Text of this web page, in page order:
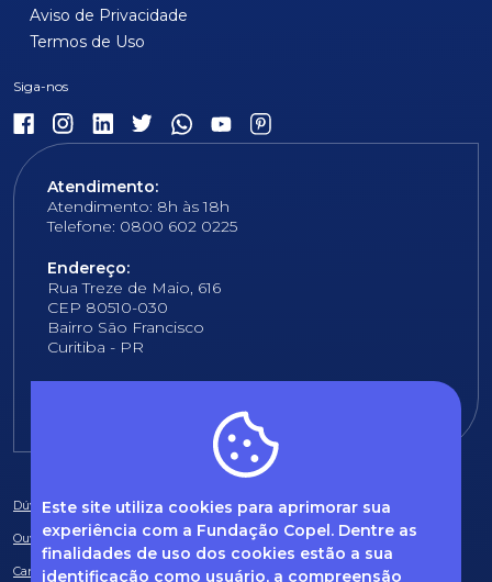
Este site utiliza cookies para aprimorar sua
experiência com a Fundação Copel. Dentre as
finalidades de uso dos cookies estão a sua
identificação como usuário, a compreensão
Aviso de Privacidade
Termos de Uso
Atendimento:
Atendimento: 8h às 18h
Telefone: 0800 602 0225
Endereço:
Rua Treze de Maio, 616
CEP 80510-030
Bairro São Francisco
Curitiba - PR
Dúvidas frequentes
Ouvidoria
Canal de Denúncias